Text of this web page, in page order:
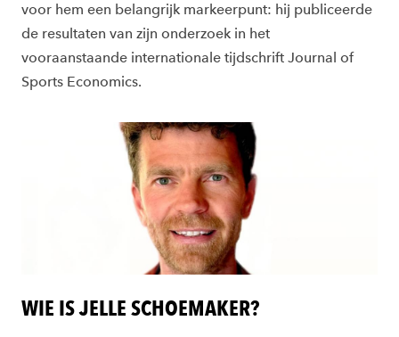
voor hem een belangrijk markeerpunt: hij publiceerde
de resultaten van zijn onderzoek in het
vooraanstaande internationale tijdschrift Journal of
Sports Economics.
WIE IS JELLE SCHOEMAKER?